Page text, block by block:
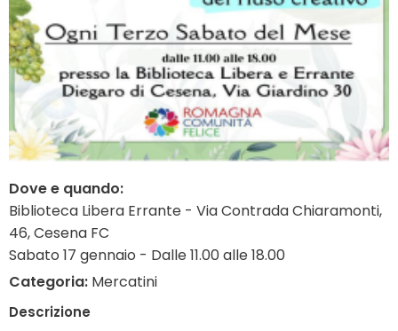
Dove e quando:
Biblioteca Libera Errante - Via Contrada Chiaramonti,
46, Cesena FC
Sabato 17 gennaio - Dalle 11.00 alle 18.00
Categoria: Mercatini
Descrizione